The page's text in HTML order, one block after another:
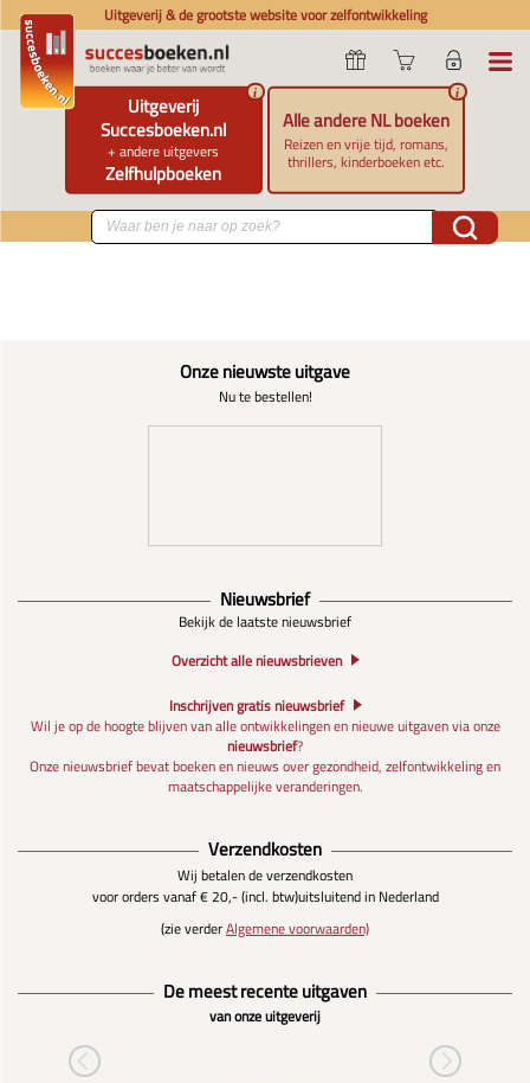
Uitgeverij & de grootste website voor zelfontwikkeling
Uitgeverij
Succesboeken.nl
+ andere uitgevers
Zelfhulpboeken
i
Alle andere NL boeken
Reizen en vrije tijd, romans,
thrillers, kinderboeken etc.
i
Onze nieuwste uitgave
Nu te bestellen!
Nieuwsbrief
Bekijk de laatste nieuwsbrief
Overzicht alle nieuwsbrieven
Inschrijven gratis nieuwsbrief
Wil je op de hoogte blijven van alle ontwikkelingen en nieuwe uitgaven via onze
nieuwsbrief?
Onze nieuwsbrief bevat boeken en nieuws over gezondheid, zelfontwikkeling en
maatschappelijke veranderingen.
Verzendkosten
Wij betalen de verzendkosten
voor orders vanaf € 20,- (incl. btw)uitsluitend in Nederland
(zie verderAlgemene voorwaarden)
De meest recente uitgaven
van onze uitgeverij